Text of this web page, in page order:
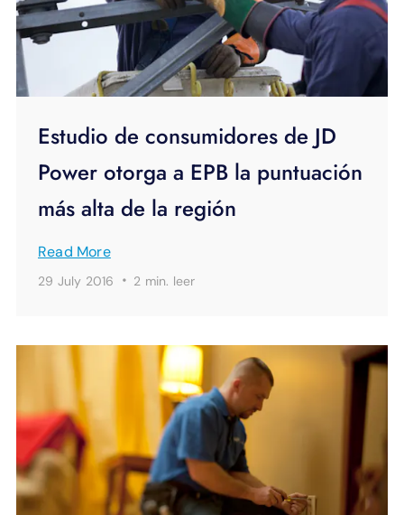
Estudio de consumidores de JD
Power otorga a EPB la puntuación
más alta de la región
Read More
29 July 2016 · 2 min. leer